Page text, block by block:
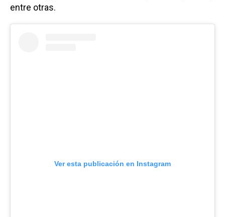
entre otras.
Ver esta publicación en Instagram